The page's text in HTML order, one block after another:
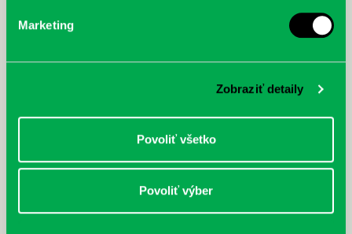
Marketing
Zobraziť detaily
Povoliť všetko
Povoliť výber